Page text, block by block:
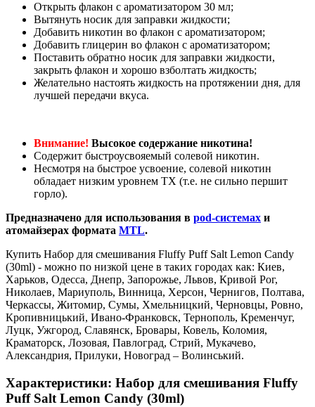
Открыть флакон с ароматизатором 30 мл;
Вытянуть носик для заправки жидкости;
Добавить никотин во флакон с ароматизатором;
Добавить глицерин во флакон с ароматизатором;
Поставить обратно носик для заправки жидкости,
закрыть флакон и хорошо взболтать жидкость;
Желательно настоять жидкость на протяжении дня, для
лучшей передачи вкуса.
Внимание! Высокое содержание никотина!
Содержит быстроусвояемый солевой никотин.
Несмотря на быстрое усвоение, солевой никотин
обладает низким уровнем ТХ (т.е. не сильно першит
горло).
Предназначено для использования в pod-системах и
атомайзерах формата MTL.
Купить Набор для смешивания Fluffy Puff Salt Lemon Candy
(30ml) - можно по низкой цене в таких городах как: Киев,
Харьков, Одесса, Днепр, Запорожье, Львов, Кривой Рог,
Николаев, Мариуполь, Винница, Херсон, Чернигов, Полтава,
Черкассы, Житомир, Сумы, Хмельницкий, Черновцы, Ровно,
Кропивницький, Ивано-Франковск, Тернополь, Кременчуг,
Луцк, Ужгород, Славянск, Бровары, Ковель, Коломия,
Краматорск, Лозовая, Павлоград, Стрий, Мукачево,
Александрия, Прилуки, Новоград – Волинський.
Характеристики: Набор для смешивания Fluffy
Puff Salt Lemon Candy (30ml)